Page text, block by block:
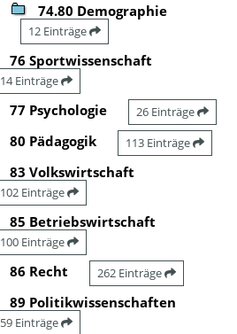
74.80 Demographie
12 Einträge
76 Sportwissenschaft
14 Einträge
77 Psychologie 26 Einträge
80 Pädagogik 113 Einträge
83 Volkswirtschaft
102 Einträge
85 Betriebswirtschaft
100 Einträge
86 Recht 262 Einträge
89 Politikwissenschaften
59 Einträge